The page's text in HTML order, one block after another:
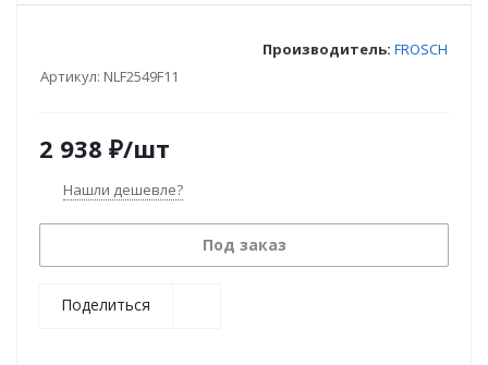
Артикул: NLF2549F11
Производитель: FROSCH
2 938 ₽/шт
Нашли дешевле?
Под заказ
Поделиться